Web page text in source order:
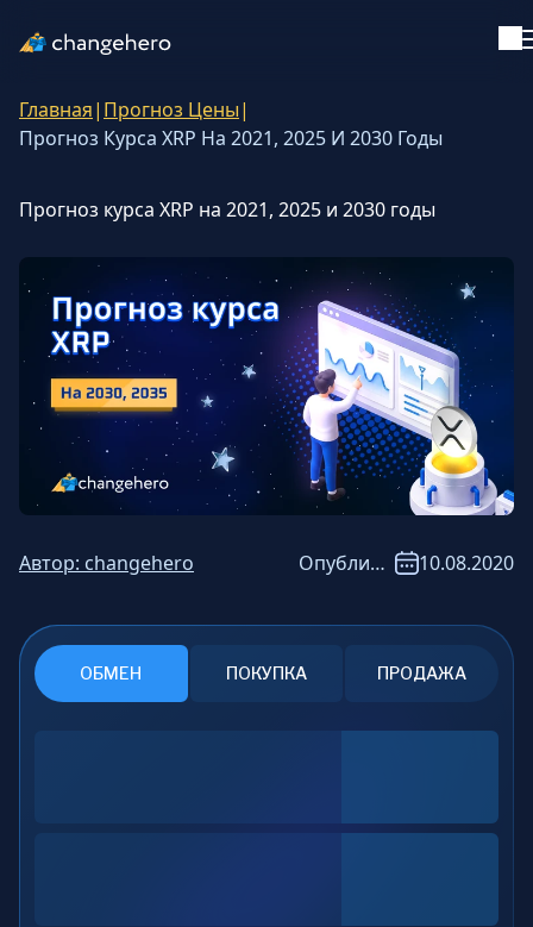
Поддержка
Все статьи
Обучение
Руководства
Криптоинвестиции
Обзоры и рейтинги
Главная| Прогноз Цены|
Прогноз Курса XRP На 2021, 2025 И 2030 Годы
Прогноз курса XRP на 2021, 2025 и 2030 годы
Автор: changehero Опубликовано: 10.08.2020